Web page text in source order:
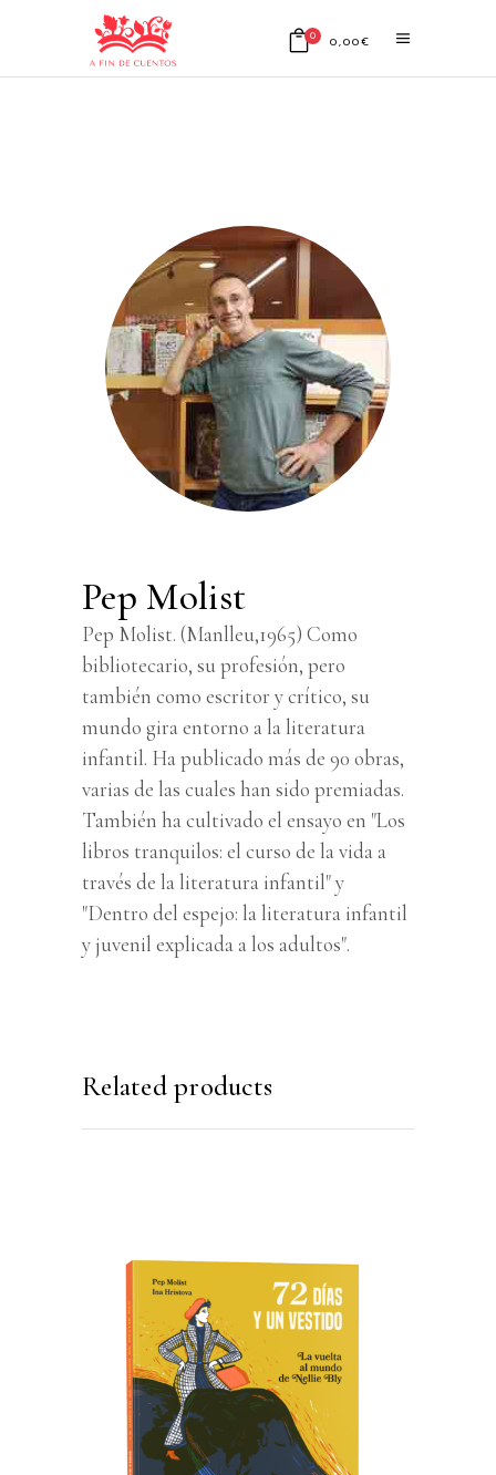
0 0,00€
Pep Molist
Pep Molist. (Manlleu,1965) Como
bibliotecario, su profesión, pero
también como escritor y crítico, su
mundo gira entorno a la literatura
infantil. Ha publicado más de 90 obras,
varias de las cuales han sido premiadas.
También ha cultivado el ensayo en "Los
libros tranquilos: el curso de la vida a
través de la literatura infantil" y
"Dentro del espejo: la literatura infantil
y juvenil explicada a los adultos".
Related products